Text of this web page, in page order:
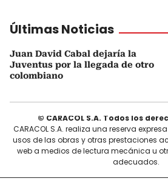
Últimas Noticias
Juan David Cabal dejaría la
Juventus por la llegada de otro
colombiano
© CARACOL S.A. Todos los
CARACOL S.A. realiza una reserva
usos de las obras y otras prestaciones
web a medios de lectura mecánica u
adecuados.